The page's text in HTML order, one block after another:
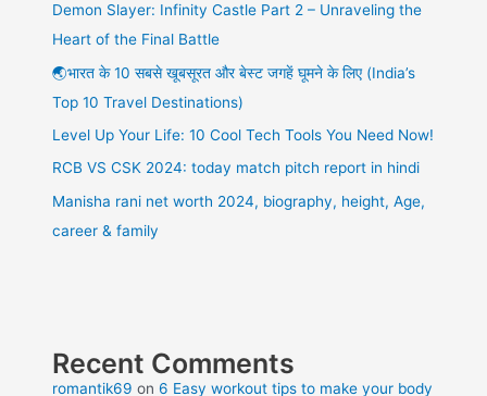
Demon Slayer: Infinity Castle Part 2 – Unraveling the
Heart of the Final Battle
🌏भारत के 10 सबसे खूबसूरत और बेस्ट जगहें घूमने के लिए (India’s
Top 10 Travel Destinations)
Level Up Your Life: 10 Cool Tech Tools You Need Now!
RCB VS CSK 2024: today match pitch report in hindi
Manisha rani net worth 2024, biography, height, Age,
career & family
Recent Comments
romantik69 on6 Easy workout tips to make your body